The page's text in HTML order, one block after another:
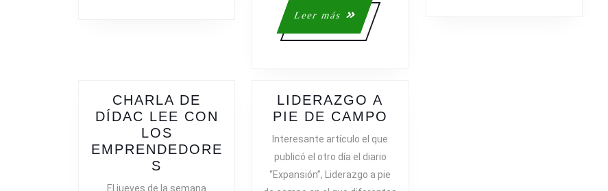
Leer más
Leer
más
CHARLA DE
DÍDAC LEE CON
LOS
EMPRENDEDORE
S
DE
El jueves de la semana
LIDERAZGO A
PIE DE CAMPO
CAMPO
Interesante artículo el que
publicó el otro día el diario
“Expansión”, Liderazgo a pie